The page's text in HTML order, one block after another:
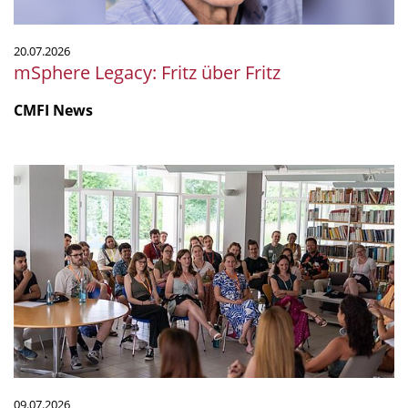
20.07.2026
mSphere Legacy: Fritz über Fritz
CMFI News
IGIM
Summer
mit
starkem
Programm
09.07.2026